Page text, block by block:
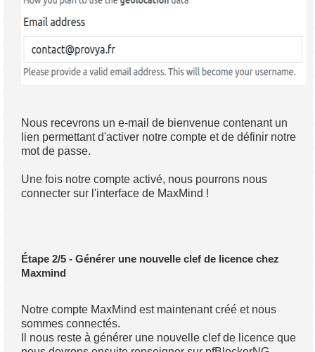
Nous recevrons un e-mail de bienvenue contenant un
lien permettant d'activer notre compte et de définir notre
mot de passe.
Une fois notre compte activé, nous pourrons nous
connecter sur l'interface de MaxMind !
Étape 2/5 - Générer une nouvelle clef de licence chez
Maxmind
Notre compte MaxMind est maintenant créé et nous
sommes connectés.
Il nous reste à générer une nouvelle clef de licence que